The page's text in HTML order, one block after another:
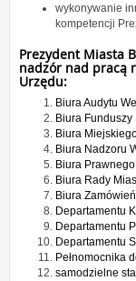
wykonywanie
kompetencji
Prezydent Miasta
nadzór nad pracą
Urzędu:
Biura Audytu
Biura
Biura
Biura Nadzoru
Biura
Biura Rady
Biura
Departamentu
Departamentu
Departamentu
Pełnomocnika
samodzielne